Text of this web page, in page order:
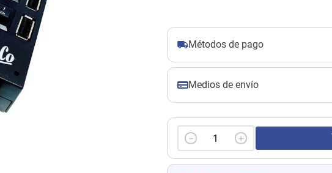
Métodos de pago
Medios de envío
＋
－